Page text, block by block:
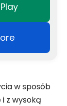
w sposób
z wysoką